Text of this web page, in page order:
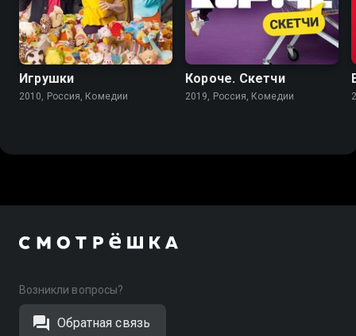
4.4 3.3
Игрушки
2010, Россия, Комедии
7.5
Короче. Скетчи
2019, Россия, Комедии
Возникли вопросы?
Обратная связь